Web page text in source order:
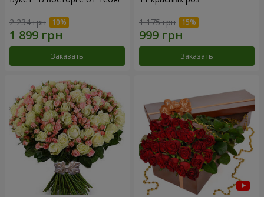
2 234 грн
Заказать
1 175 грн
Заказать